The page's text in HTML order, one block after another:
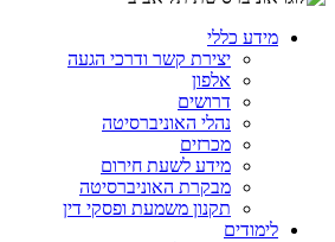
מידע כללי
יצירת קשר ודרכי הגעה
אלפון
דרושים
נהלי האוניברסיטה
מכרזים
מידע לשעת חירום
מבקרת האוניברסיטה
תקנון משמעת ופסקי דין
לימודים